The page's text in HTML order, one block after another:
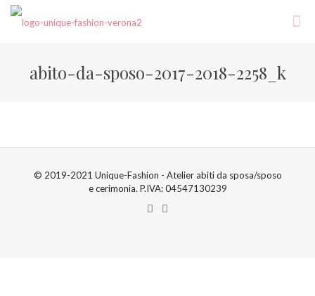
abito-da-sposo-2017-2018-2258_k
© 2019-2021 Unique-Fashion - Atelier abiti da sposa/sposo
e cerimonia. P.IVA: 04547130239